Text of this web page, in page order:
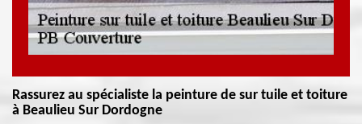
Rassurez au spécialiste la peinture de sur tuile et toiture
à Beaulieu Sur Dordogne